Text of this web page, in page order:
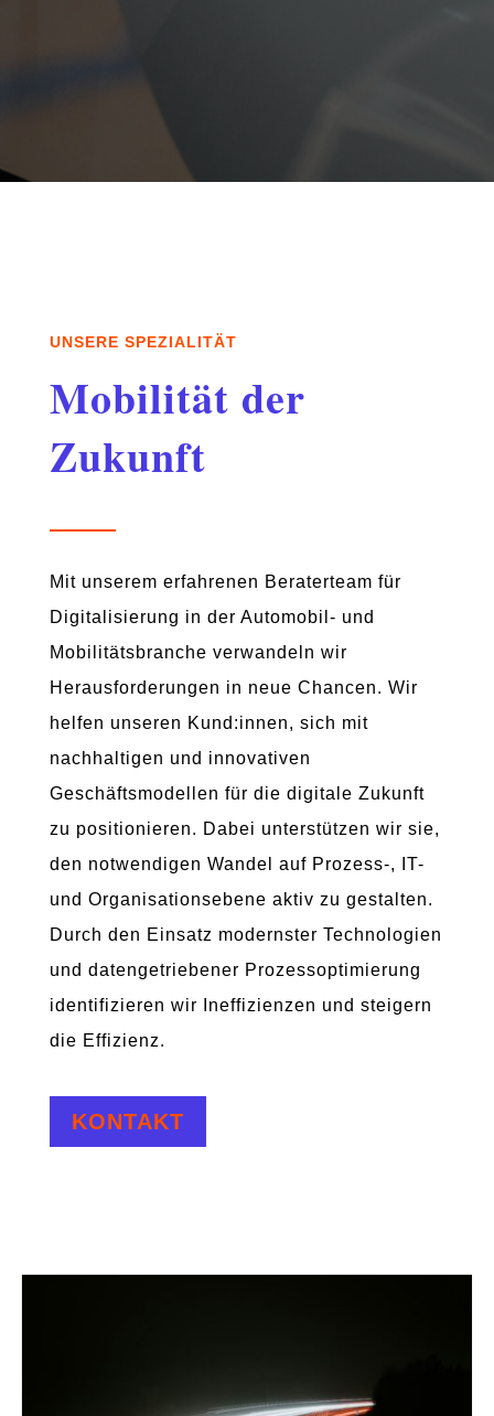
UNSERE SPEZIALITÄT
Mobilität der
Zukunft
Mit unserem erfahrenen Beraterteam für
Digitalisierung in der Automobil- und
Mobilitätsbranche verwandeln wir
Herausforderungen in neue Chancen. Wir
helfen unseren Kund:innen, sich mit
nachhaltigen und innovativen
Geschäftsmodellen für die digitale Zukunft
zu positionieren. Dabei unterstützen wir sie,
den notwendigen Wandel auf Prozess-, IT-
und Organisationsebene aktiv zu gestalten.
Durch den Einsatz modernster Technologien
und datengetriebener Prozessoptimierung
identifizieren wir Ineffizienzen und steigern
die Effizienz.
KONTAKT